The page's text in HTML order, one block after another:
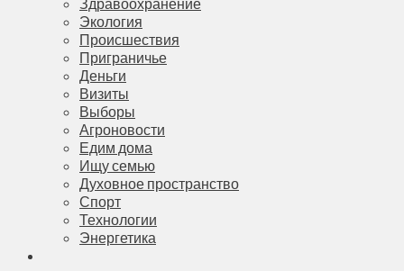
Здравоохранение
Экология
Происшествия
Приграничье
Деньги
Визиты
Выборы
Агроновости
Едим дома
Ищу семью
Духовное пространство
Спорт
Технологии
Энергетика